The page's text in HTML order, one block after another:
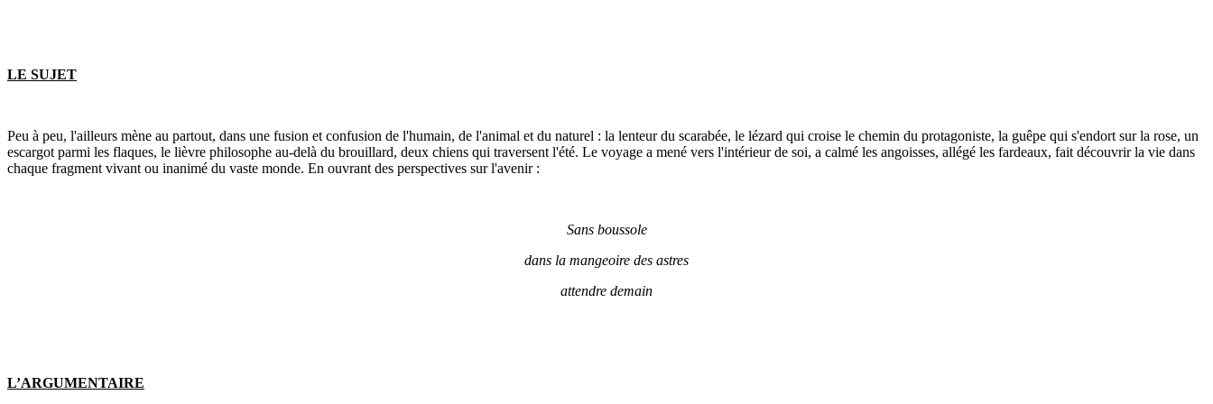
LE SUJET
Peu à peu, l'ailleurs mène au partout, dans une fusion et confusion de l'humain, de l'animal et du naturel : la lenteur du scarabée, le lézard qui croise le chemin du protagoniste, la guêpe qui s'endort sur la rose, un
escargot parmi les flaques, le lièvre philosophe au-delà du brouillard, deux chiens qui traversent l'été. Le voyage a mené vers l'intérieur de soi, a calmé les angoisses, allégé les fardeaux, fait découvrir la vie dans
chaque fragment vivant ou inanimé du vaste monde. En ouvrant des perspectives sur l'avenir :
Sans boussole
dans la mangeoire des astres
attendre demain
L’ARGUMENTAIRE